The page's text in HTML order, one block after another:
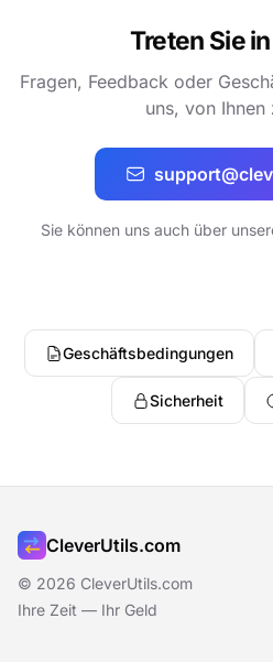
Treten Sie
Fragen, Feedback oder
uns, von Ihnen
Sie können uns auch über
Geschäftsbedingungen
Sicherheit
CleverUtils.com
© 2026 CleverUtils.com
Ihre Zeit — Ihr Geld